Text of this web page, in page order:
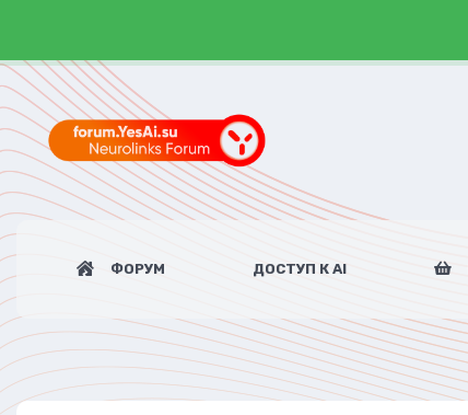
ФОРУМ ДОСТУП К AI